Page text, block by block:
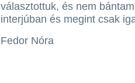
választottuk, és nem
interjúban és megint csak
Fedor Nóra